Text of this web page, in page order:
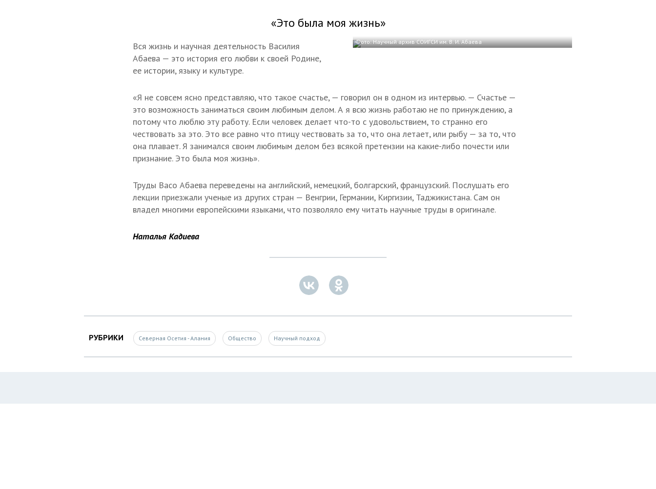
«Это была моя жизнь»
Фото: Научный архив СОИГСИ им. В. И. Абаева
Вся жизнь и научная деятельность Василия
Абаева — это история его любви к своей Родине,
ее истории, языку и культуре.
«Я не совсем ясно представляю, что такое счастье, — говорил он в одном из интервью. — Счастье —
это возможность заниматься своим любимым делом. А я всю жизнь работаю не по принуждению, а
потому что люблю эту работу. Если человек делает что-то с удовольствием, то странно его
чествовать за это. Это все равно что птицу чествовать за то, что она летает, или рыбу — за то, что
она плавает. Я занимался своим любимым делом без всякой претензии на какие-либо почести или
признание. Это была моя жизнь».
Труды Васо Абаева переведены на английский, немецкий, болгарский, французский. Послушать его
лекции приезжали ученые из других стран — Венгрии, Германии, Киргизии, Таджикистана. Сам он
владел многими европейскими языками, что позволяло ему читать научные труды в оригинале.
Наталья Кадиева
РУБРИКИ Северная Осетия - Алания Общество Научный подход